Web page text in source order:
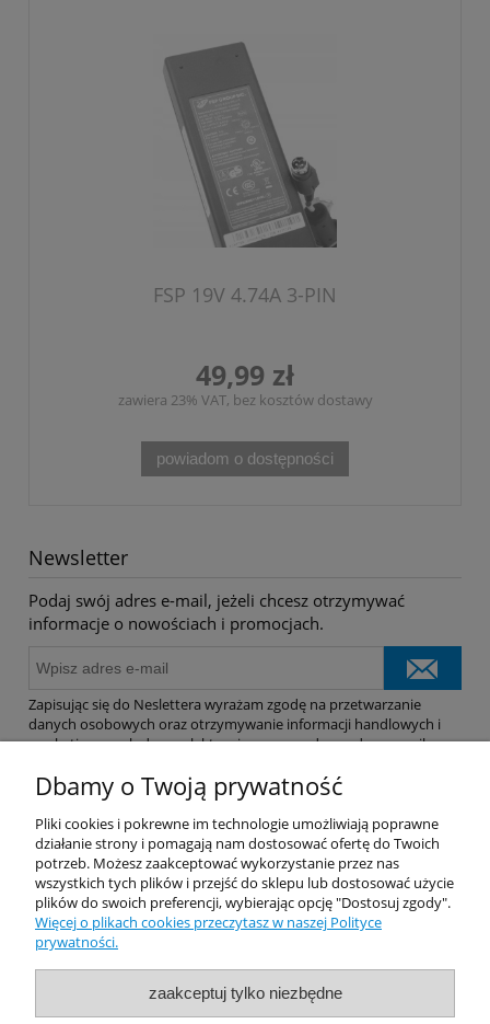
FSP 19V 4.74A 3-PIN
49,99 zł
zawiera 23% VAT, bez kosztów dostawy
powiadom o dostępności
Newsletter
Podaj swój adres e-mail, jeżeli chcesz otrzymywać
informacje o nowościach i promocjach.
Zapisując się do Neslettera wyrażam zgodę na przetwarzanie
danych osobowych oraz otrzymywanie informacji handlowych i
marketingowych drogą elektroniczną na podany adres e-mail.
Pomoc
Dostawa
Moje konto
Dbamy o Twoją prywatność
Pliki cookies i pokrewne im technologie umożliwiają poprawne
działanie strony i pomagają nam dostosować ofertę do Twoich
potrzeb. Możesz zaakceptować wykorzystanie przez nas
wszystkich tych plików i przejść do sklepu lub dostosować użycie
plików do swoich preferencji, wybierając opcję "Dostosuj zgody".
Więcej o plikach cookies przeczytasz w naszej Polityce
prywatności.
zaakceptuj tylko niezbędne